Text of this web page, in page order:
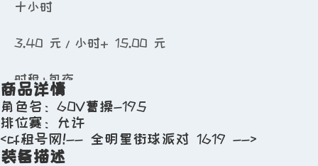
十小时
3.40 元/小时+ 15.00 元
时租+包夜
租赁押金：0.00元
上号方式：上号器上号
商品详情
角色名：60V曹操-195
排位赛：允许
<cf租号网!-- 全明星街球派对 1619 -->
装备描述